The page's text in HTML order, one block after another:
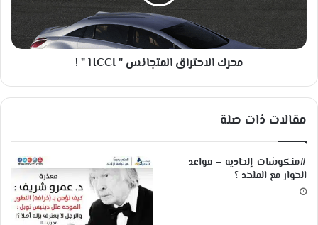
ت
ل
م
ج
ا
ن
محرك الاحتراق المتجانس " HCCI " !
مقالات ذات صلة
#منكوشات_إلحادية – قواعد
الحوار مع الملحد ؟